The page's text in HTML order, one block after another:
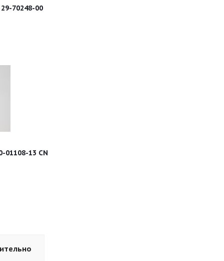
70248-00
01108-13 CN